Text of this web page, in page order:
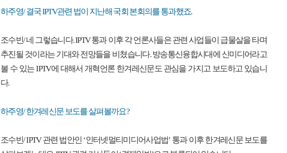
하주영/ 결국 IPTV관련 법이 지난해 국회 본회의를 통과했죠.
조수빈/ 네 그렇습니다. IPTV 통과 이후 각 언론사들은 관련 사업들이 급물살을 타며
추진될 것이라는 기대와 전망들을 비쳤습니다. 방송통신융합시대에 신미디어라고
볼 수 있는 IPTV에 대해서 개혁언론 한겨레신문도 관심을 가지고 보도하고 있습니
다.
하주영/ 한겨레신문 보도를 살펴볼까요?
조수빈/ IPTV 관련 법안인 ‘인터넷멀티미디어사업법’ 통과 이후 한겨레신문 보도를